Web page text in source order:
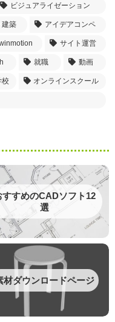
ビジュアライゼーション
建築 アイデアコンペ
サイト運営
就職 動画
校 オンラインスクール
すすめのCADソフト12
選
材ダウンロードページ